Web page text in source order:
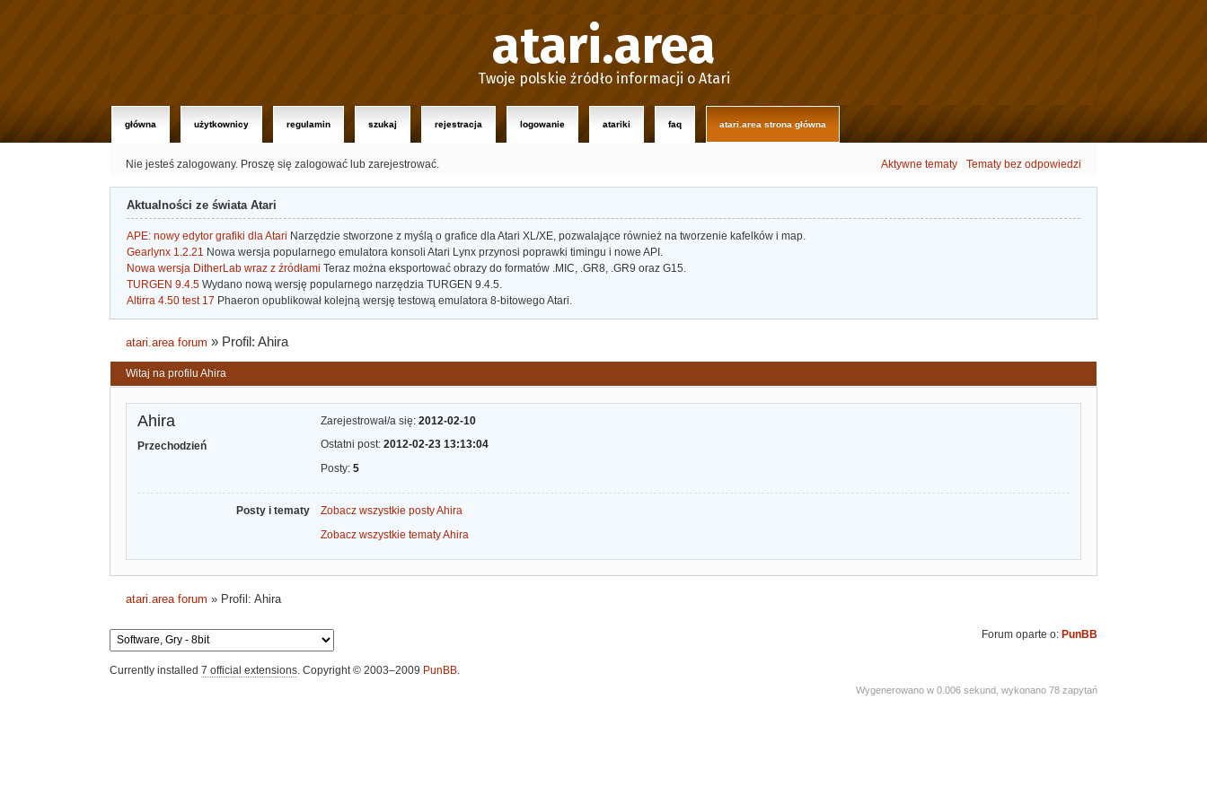
atari.area
Twoje polskie źródło informacji o Atari
główna użytkownicy regulamin szukaj rejestracja logowanie atariki faq atari.area strona główna
Nie jesteś zalogowany. Proszę się zalogować lub zarejestrować. Aktywne tematy Tematy bez odpowiedzi
Aktualności ze świata Atari
APE: nowy edytor grafiki dla Atari Narzędzie stworzone z myślą o grafice dla Atari XL/XE, pozwalające również na tworzenie kafelków i map.
Gearlynx 1.2.21 Nowa wersja popularnego emulatora konsoli Atari Lynx przynosi poprawki timingu i nowe API.
Nowa wersja DitherLab wraz z źródłami Teraz można eksportować obrazy do formatów .MIC, .GR8, .GR9 oraz G15.
TURGEN 9.4.5 Wydano nową wersję popularnego narzędzia TURGEN 9.4.5.
Altirra 4.50 test 17 Phaeron opublikował kolejną wersję testową emulatora 8-bitowego Atari.
atari.area forum » Profil: Ahira
Witaj na profilu Ahira
Ahira
Przechodzień
Zarejestrował/a się: 2012-02-10
Ostatni post: 2012-02-23 13:13:04
Posty: 5
Posty i tematy
Zobacz wszystkie posty Ahira
Zobacz wszystkie tematy Ahira
atari.area forum » Profil: Ahira
Forum oparte o: PunBB
Currently installed 7 official extensions . Copyright © 2003–2009 PunBB
Wygenerowano w 0.006 sekund, wykonano 78 zapytań